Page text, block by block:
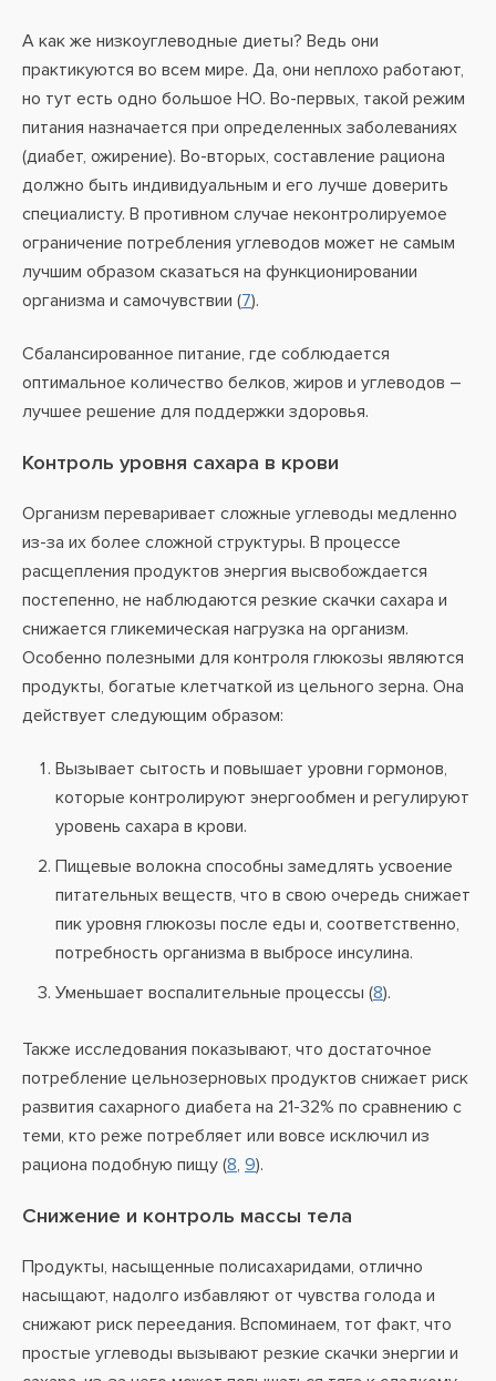
А как же низкоуглеводные диеты? Ведь они
практикуются во всем мире. Да, они неплохо работают,
но тут есть одно большое НО. Во-первых, такой режим
питания назначается при определенных заболеваниях
(диабет, ожирение). Во-вторых, составление рациона
должно быть индивидуальным и его лучше доверить
специалисту. В противном случае неконтролируемое
ограничение потребления углеводов может не самым
лучшим образом сказаться на функционировании
организма и самочувствии (7).
Сбалансированное питание, где соблюдается
оптимальное количество белков, жиров и углеводов –
лучшее решение для поддержки здоровья.
Контроль уровня сахара в крови
Организм переваривает сложные углеводы медленно
из-за их более сложной структуры. В процессе
расщепления продуктов энергия высвобождается
постепенно, не наблюдаются резкие скачки сахара и
снижается гликемическая нагрузка на организм.
Особенно полезными для контроля глюкозы являются
продукты, богатые клетчаткой из цельного зерна. Она
действует следующим образом:
Вызывает сытость и повышает уровни гормонов,
которые контролируют энергообмен и регулируют
уровень сахара в крови.
Пищевые волокна способны замедлять усвоение
питательных веществ, что в свою очередь снижает
пик уровня глюкозы после еды и, соответственно,
потребность организма в выбросе инсулина.
Уменьшает воспалительные процессы (8).
Также исследования показывают, что достаточное
потребление цельнозерновых продуктов снижает риск
развития сахарного диабета на 21-32% по сравнению с
теми, кто реже потребляет или вовсе исключил из
рациона подобную пищу (8, 9).
Снижение и контроль массы тела
Продукты, насыщенные полисахаридами, отлично
насыщают, надолго избавляют от чувства голода и
снижают риск переедания. Вспоминаем, тот факт, что
простые углеводы вызывают резкие скачки энергии и